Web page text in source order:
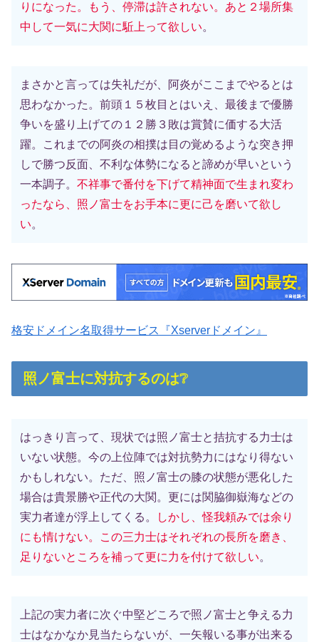
りになった。もう、停滞は許されない。あと２場所集
中して一気に大関に駈上って欲しい。
まさかと言っては失礼だが、阿炎がここまでやるとは
思わなかった。前頭１５枚目とはいえ、最後まで優勝
争いを盛り上げての１２勝３敗は賞賛に価する大活
躍。これまでの阿炎の相撲は目の覚めるような突き押
しで勝つ反面、不利な体勢になると諦めが早いという
一本調子。 不祥事で番付を下げて精神面で生まれ変わ
ったなら、照ノ富士をお手本に更に己を磨いて欲し
い。
格安ドメイン名取得サービス『Xserverドメイン』
照ノ富士に対抗するのは❔
はっきり言って、現状では照ノ富士と拮抗する力士は
いない状態。今の上位陣では対抗勢力にはなり得ない
かもしれない。ただ、照ノ富士の膝の状態が悪化した
場合は貴景勝や正代の大関。更には関脇御嶽海などの
実力者達が浮上してくる。
しかし、怪我頼みでは余り
にも情けない。この三力士はそれぞれの長所を磨き、
足りないところを補って更に力を付けて欲しい。
上記の実力者に次ぐ中堅どころで照ノ富士と争える力
士はなかなか見当たらないが、一矢報いる事が出来る